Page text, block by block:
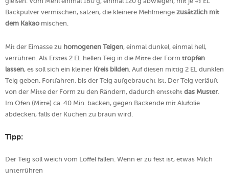
Backpulver vermischen, salzen, die kleinere Mehlmenge zusätzlich mit
dem Kakao mischen.
Mit der Eimasse zu homogenen Teigen, einmal dunkel, einmal hell,
verrühren. Als Erstes 2 EL hellen Teig in die Mitte der Form tropfen
lassen, es soll sich ein kleiner Kreis bilden . Auf diesen mittig 2 EL dunklen
Teig geben. Fortfahren, bis der Teig aufgebraucht ist. Der Teig verläuft
von der Mitte der Form zu den Rändern, dadurch entsteht das Muster
Im Ofen (Mitte) ca. 40 Min. backen, gegen Backende mit Alufolie
abdecken, falls der Kuchen zu braun wird.
Tipp:
Der Teig soll weich vom Löffel fallen. Wenn er zu fest ist, etwas Milch
unterrühren